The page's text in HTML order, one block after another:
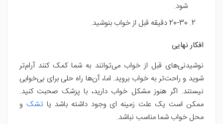
شود.
20-30 دقیقه قبل از خواب بنوشید.
افکار نهایی
نوشیدنی‌های قبل از خواب می‌توانند به شما کمک کنند آرام‌تر
شوید و راحت‌تر به خواب بروید. اما، آن‌ها راه حلی برای بی‌خوابی
نیستند. اگر هنوز مشکل خواب دارید، با پزشک صحبت کنید.
ممکن است یک علت زمینه ای وجود داشته باشد یا تشک و
محل خواب شما مناسب نباشد.